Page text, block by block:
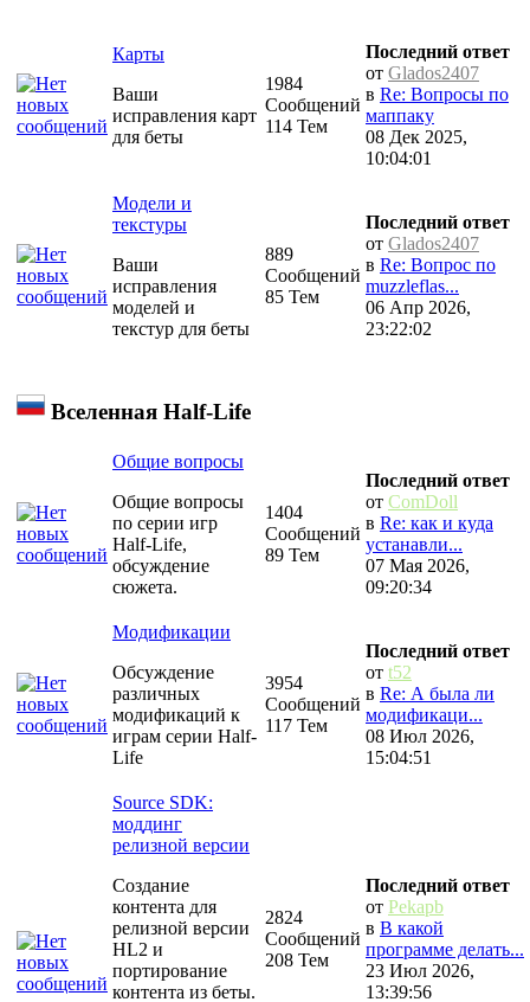
Карты
Ваши
исправления карт
для беты
1984
Сообщений
114 Тем
Последний ответ
от Glados2407
в Re: Вопросы по
маппаку
08 Дек 2025,
10:04:01
Модели и
текстуры
Ваши
исправления
моделей и
текстур для беты
889
Сообщений
85 Тем
Последний ответ
от Glados2407
в Re: Вопрос по
muzzleflas...
06 Апр 2026,
23:22:02
Вселенная Half-Life
Общие вопросы
Общие вопросы
по серии игр
Half-Life,
обсуждение
сюжета.
1404
Сообщений
89 Тем
Последний ответ
от ComDoll
в Re: как и куда
устанавли...
07 Мая 2026,
09:20:34
Модификации
Обсуждение
различных
модификаций к
играм серии Half-
Life
3954
Сообщений
117 Тем
Последний ответ
от t52
в Re: А была ли
модификаци...
08 Июл 2026,
15:04:51
Source SDK:
моддинг
релизной версии
Создание
контента для
релизной версии
HL2 и
портирование
контента из беты.
2824
Сообщений
208 Тем
Последний ответ
от Pekapb
в В какой
программе делать...
23 Июл 2026,
13:39:56